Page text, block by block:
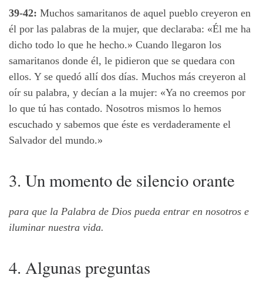
39-42: Muchos samaritanos de aquel pueblo creyeron en
él por las palabras de la mujer, que declaraba: «Él me ha
dicho todo lo que he hecho.» Cuando llegaron los
samaritanos donde él, le pidieron que se quedara con
ellos. Y se quedó allí dos días. Muchos más creyeron al
oír su palabra, y decían a la mujer: «Ya no creemos por
lo que tú has contado. Nosotros mismos lo hemos
escuchado y sabemos que éste es verdaderamente el
Salvador del mundo.»
3. Un momento de silencio orante
para que la Palabra de Dios pueda entrar en nosotros e
iluminar nuestra vida.
4. Algunas preguntas